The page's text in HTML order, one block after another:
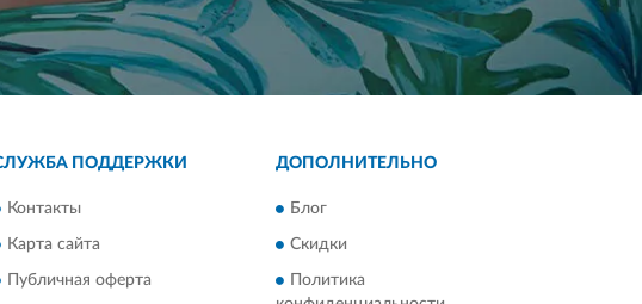
ПОДДЕРЖКИ
Контакты
Карта сайта
Публичная оферта
ДОПОЛНИТЕЛЬНО
Блог
Скидки
Политика